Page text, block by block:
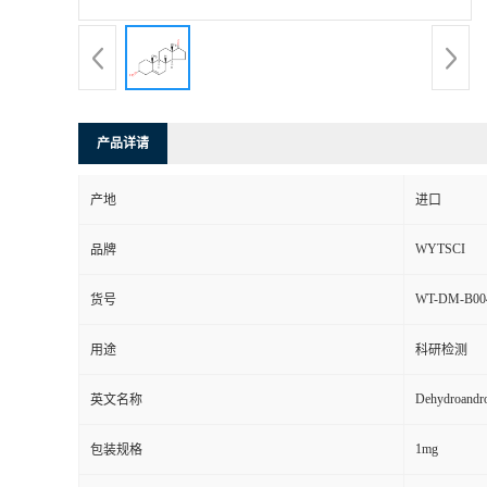
产品详请
产地 进口
品牌 WYTSCI
货号 WT-DM-
用途 科研检测
英文名称
包装规格 1mg